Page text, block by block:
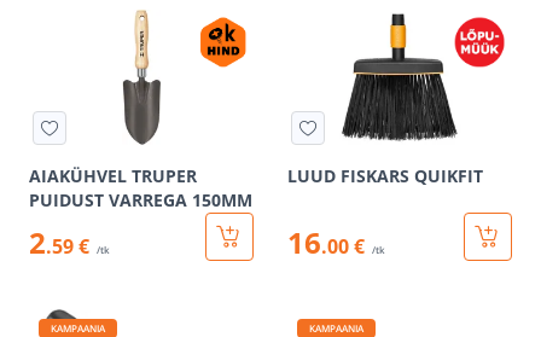
AIAKÜHVEL TRUPER
PUIDUST VARREGA 150MM
2.59 € /tk
LUUD FISKARS QUIKFIT
16.00 € /tk
KAMPAANIA KAMPAANIA